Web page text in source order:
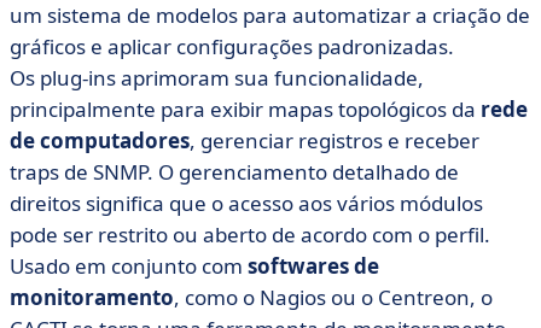
um sistema de modelos para automatizar a criação de
gráficos e aplicar configurações padronizadas.
Os plug-ins aprimoram sua funcionalidade,
principalmente para exibir mapas topológicos da rede
de computadores, gerenciar registros e receber
traps de SNMP. O gerenciamento detalhado de
direitos significa que o acesso aos vários módulos
pode ser restrito ou aberto de acordo com o perfil.
Usado em conjunto com softwares de
monitoramento, como o Nagios ou o Centreon, o